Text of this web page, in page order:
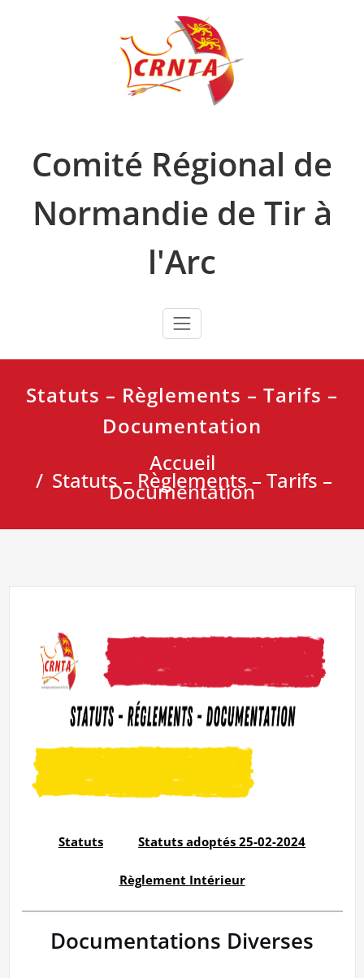
Comité Régional de
Normandie de Tir à
l'Arc
Statuts – Règlements – Tarifs –
Documentation
Accueil
Statuts – Règlements – Tarifs –
Documentation
Statuts Statuts adoptés 25-02-2024
Règlement Intérieur
Documentations Diverses